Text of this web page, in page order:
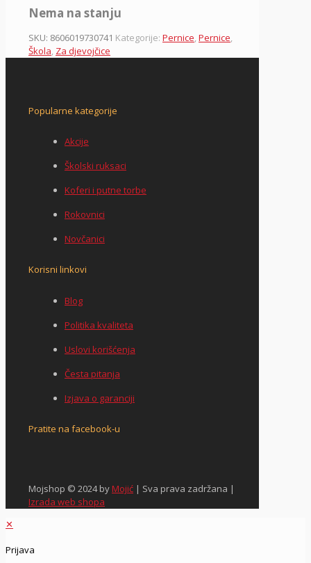
Nema na stanju
SKU: 8606019730741 Kategorije: Pernice,Pernice,
Škola, Za djevojčice
Popularne kategorije
Akcije
Školski ruksaci
Koferi i putne torbe
Rokovnici
Novčanici
Korisni linkovi
Blog
Politika kvaliteta
Uslovi korišćenja
Česta pitanja
Izjava o garanciji
Pratite na facebook-u
Mojshop © 2024 byMojić | Sva prava zadržana |
Izrada web shopa
✕
Prijava